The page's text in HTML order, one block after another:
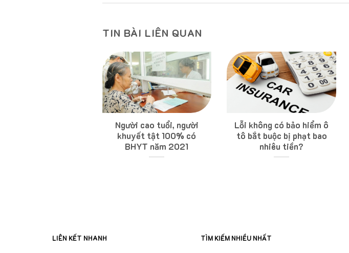
TIN BÀI LIÊN QUAN
Người cao tuổi, người
khuyết tật 100% có
BHYT năm 2021
Lỗi không có bảo hiểm ô
tô bắt buộc bị phạt bao
nhiêu tiền?
LIÊN KẾT NHANH TÌM KIẾM NHIỀU NHẤT